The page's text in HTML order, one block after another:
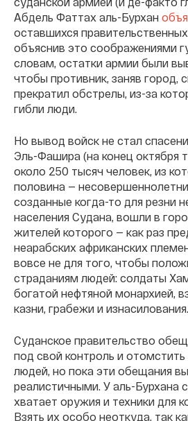
Абдель Фаттах аль-Бурхан
оставшихся
объяснив это соображениями
словам, остатки армии были
чтобы противник, заняв город,
прекратил обстрелы, из-за
гибли люди.
Но вывод войск не стал
Эль-Фашира (на конец октября
около 250 тысяч человек, из
половина —
созданные когда-то для резни
населения Судана, вошли в
жителей которого — как раз
неарабских африканских
вовсе не для того, чтобы
страданиям людей: солдаты
богатой нефтяной монархией,
казни, грабежи и изнасилования.
Суданское правительство
под свой контроль и отомстить
людей, но пока эти обещания
реалистичными. У аль-Бурхана
хватает оружия и техники для
Взять их особо неоткуда, так